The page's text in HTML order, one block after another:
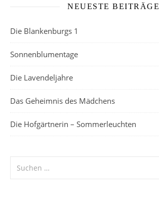
NEUESTE BEITRÄGE
Die Blankenburgs 1
Sonnenblumentage
Die Lavendeljahre
Das Geheimnis des Mädchens
Die Hofgärtnerin – Sommerleuchten